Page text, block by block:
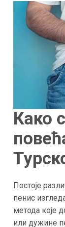
Како
Постоје
пенис
метода које
или дужине